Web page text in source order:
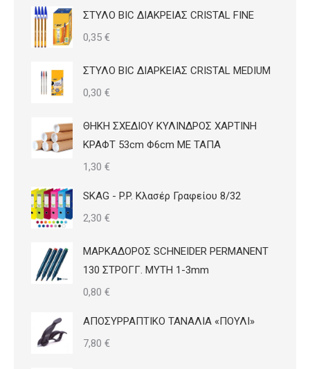
ΣΤΥΛΟ BIC ΔΙΑΚΡΕΙΑΣ CRISTAL FINE
0,35 €
ΣΤΥΛΟ BIC ΔΙΑΡΚΕΙΑΣ CRISTAL MEDIUM
0,30 €
ΘΗΚΗ ΣΧΕΔΙΟΥ ΚΥΛΙΝΔΡΟΣ ΧΑΡΤΙΝΗ
ΚΡΑΦΤ 53cm Φ6cm ΜΕ ΤΑΠΑ
1,30 €
SKAG - P.P. Κλασέρ Γραφείου 8/32
2,30 €
ΜΑΡΚΑΔΟΡΟΣ SCHNEIDER PERMANENT
130 ΣΤΡΟΓΓ. ΜΥΤΗ 1-3mm
0,80 €
ΑΠΟΣΥΡΡΑΠΤΙΚΟ ΤΑΝΑΛΙΑ «ΠΟΥΛΙ»
7,80 €